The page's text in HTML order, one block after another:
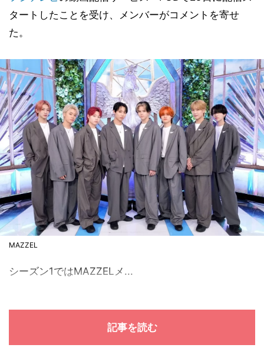
タートしたことを受け、メンバーがコメントを寄せ
た。
MAZZEL
シーズン1ではMAZZELメ...
記事を読む